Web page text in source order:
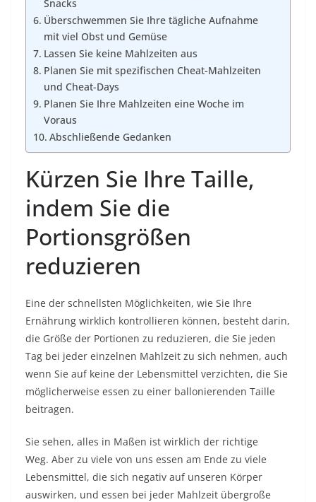
Snacks
Überschwemmen Sie Ihre tägliche Aufnahme
mit viel Obst und Gemüse
Lassen Sie keine Mahlzeiten aus
Planen Sie mit spezifischen Cheat-Mahlzeiten
und Cheat-Days
Planen Sie Ihre Mahlzeiten eine Woche im
Voraus
Abschließende Gedanken
Kürzen Sie Ihre Taille,
indem Sie die
Portionsgrößen
reduzieren
Eine der schnellsten Möglichkeiten, wie Sie Ihre
Ernährung wirklich kontrollieren können, besteht darin,
die Größe der Portionen zu reduzieren, die Sie jeden
Tag bei jeder einzelnen Mahlzeit zu sich nehmen, auch
wenn Sie auf keine der Lebensmittel verzichten, die Sie
möglicherweise essen zu einer ballonierenden Taille
beitragen.
Sie sehen, alles in Maßen ist wirklich der richtige
Weg. Aber zu viele von uns essen am Ende zu viele
Lebensmittel, die sich negativ auf unseren Körper
auswirken, und essen bei jeder Mahlzeit übergroße